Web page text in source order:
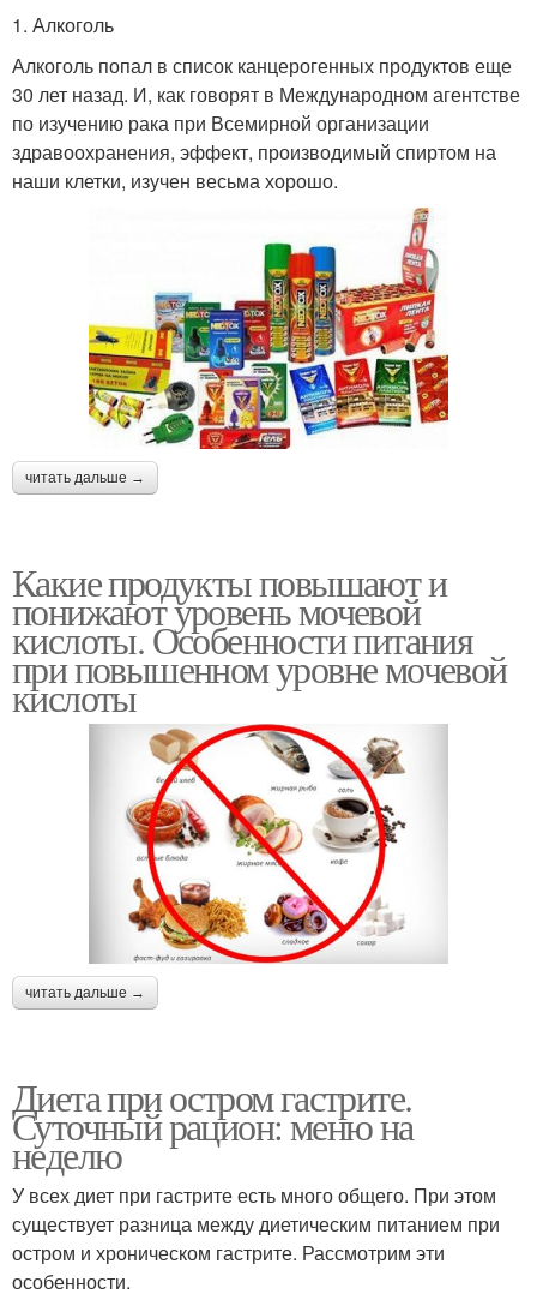
1. Алкоголь
Алкоголь попал в список канцерогенных продуктов еще
30 лет назад. И, как говорят в Международном агентстве
по изучению рака при Всемирной организации
здравоохранения, эффект, производимый спиртом на
наши клетки, изучен весьма хорошо.
читать дальше →
Какие продукты повышают и
понижают уровень мочевой
кислоты. Особенности питания
при повышенном уровне мочевой
кислоты
читать дальше →
Диета при остром гастрите.
Суточный рацион: меню на
неделю
У всех диет при гастрите есть много общего. При этом
существует разница между диетическим питанием при
остром и хроническом гастрите. Рассмотрим эти
особенности.